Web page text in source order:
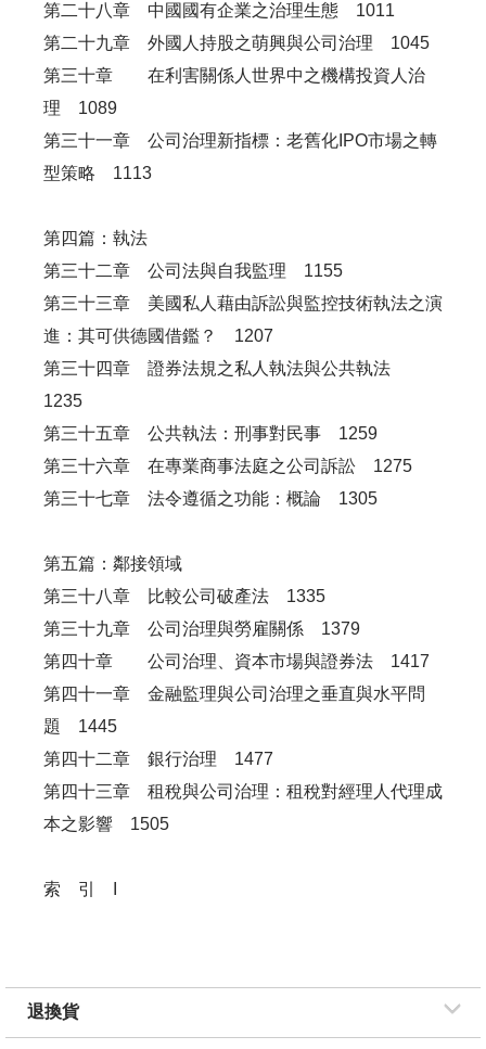
第二十八章 中國國有企業之治理生態 1011
第二十九章 外國人持股之萌興與公司治理 1045
第三十章 在利害關係人世界中之機構投資人治
理 1089
第三十一章 公司治理新指標：老舊化IPO市場之轉
型策略 1113
第四篇：執法
第三十二章 公司法與自我監理 1155
第三十三章 美國私人藉由訴訟與監控技術執法之演
進：其可供德國借鑑？ 1207
第三十四章 證券法規之私人執法與公共執法
1235
第三十五章 公共執法：刑事對民事 1259
第三十六章 在專業商事法庭之公司訴訟 1275
第三十七章 法令遵循之功能：概論 1305
第五篇：鄰接領域
第三十八章 比較公司破產法 1335
第三十九章 公司治理與勞雇關係 1379
第四十章 公司治理、資本市場與證券法 1417
第四十一章 金融監理與公司治理之垂直與水平問
題 1445
第四十二章 銀行治理 1477
第四十三章 租稅與公司治理：租稅對經理人代理成
本之影響 1505
索 引 I
退換貨